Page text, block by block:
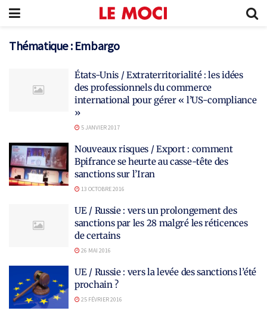
Thématique : Embargo
États-Unis / Extraterritorialité : les idées
des professionnels du commerce
international pour gérer « l’US-compliance
»
5 JANVIER 2017
Nouveaux risques / Export : comment
Bpifrance se heurte au casse-tête des
sanctions sur l’Iran
13 OCTOBRE 2016
UE / Russie : vers un prolongement des
sanctions par les 28 malgré les réticences
de certains
26 MAI 2016
UE / Russie : vers la levée des sanctions l’été
prochain ?
25 FÉVRIER 2016